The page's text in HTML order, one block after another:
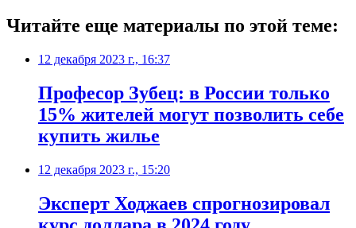
Читайте еще материалы по этой теме:
12 декабря 2023 г., 16:37
Професор Зубец: в России только
15% жителей могут позволить себе
купить жилье
12 декабря 2023 г., 15:20
Эксперт Ходжаев спрогнозировал